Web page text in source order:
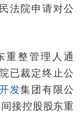
法院申请对公
重整管理人通
已裁定终止公
发集团有限公
接控股股东重